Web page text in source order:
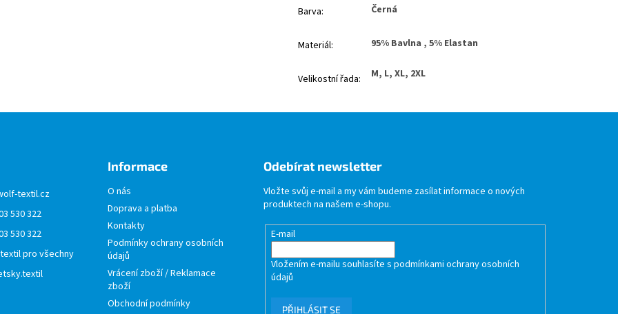
Barva: Černá
Materiál: 95% Bavlna , 5% Elastan
Velikostní řada: M, L, XL, 2XL
textil.cz
530 322
530 322
pro všechny
Informace
O nás
Doprava a platba
Kontakty
Podmínky ochrany osobních
údajů
Vrácení zboží / Reklamace
zboží
Obchodní podmínky
Odebírat newsletter
Vložte svůj e-mail a my vám budeme zasílat informace o nových
produktech na našem e-shopu.
E-mail
Vložením e-mailu souhlasíte spodmínkami ochrany osobních
údajů
PŘIHLÁSIT SE